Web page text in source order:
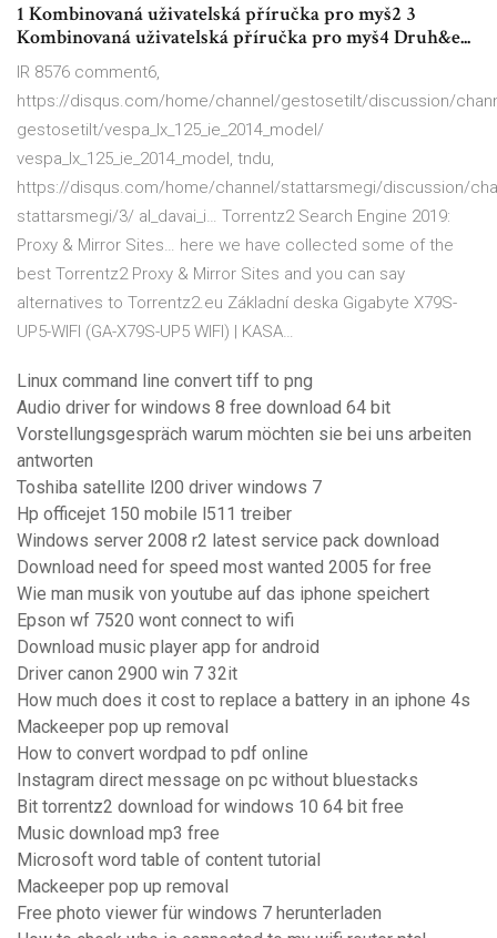
1 Kombinovaná uživatelská příručka pro myš2 3
Kombinovaná uživatelská příručka pro myš4 Druh&e...
IR 8576 comment6,
https://disqus.com/home/channel/gestosetilt/discussion/
gestosetilt/vespa_lx_125_ie_2014_model/
vespa_lx_125_ie_2014_model, tndu,
https://disqus.com/home/channel/stattarsmegi/discussion/
stattarsmegi/3/ al_davai_i… Torrentz2 Search Engine 2019:
Proxy & Mirror Sites… here we have collected some of the
best Torrentz2 Proxy & Mirror Sites and you can say
alternatives to Torrentz2.eu Základní deska Gigabyte X79S-
UP5-WIFI (GA-X79S-UP5 WIFI) | KASA…
Linux command line convert tiff to png
Audio driver for windows 8 free download 64 bit
Vorstellungsgespräch warum möchten sie bei uns arbeiten
antworten
Toshiba satellite l200 driver windows 7
Hp officejet 150 mobile l511 treiber
Windows server 2008 r2 latest service pack download
Download need for speed most wanted 2005 for free
Wie man musik von youtube auf das iphone speichert
Epson wf 7520 wont connect to wifi
Download music player app for android
Driver canon 2900 win 7 32it
How much does it cost to replace a battery in an iphone 4s
Mackeeper pop up removal
How to convert wordpad to pdf online
Instagram direct message on pc without bluestacks
Bit torrentz2 download for windows 10 64 bit free
Music download mp3 free
Microsoft word table of content tutorial
Mackeeper pop up removal
Free photo viewer für windows 7 herunterladen